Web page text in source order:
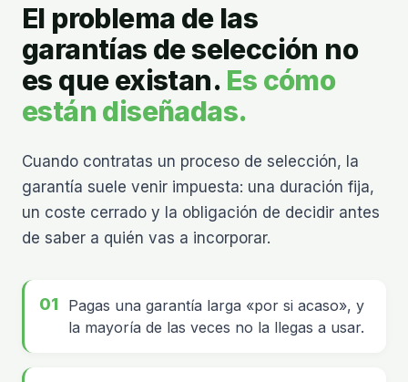
El problema de las
garantías de selección no
es que existan. Es cómo
están diseñadas.
Cuando contratas un proceso de selección, la
garantía suele venir impuesta: una duración fija,
un coste cerrado y la obligación de decidir antes
de saber a quién vas a incorporar.
Pagas una garantía larga «por si acaso», y
la mayoría de las veces no la llegas a usar.